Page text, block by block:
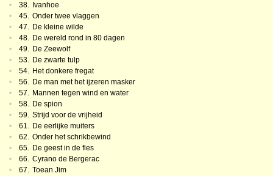
•
38. Ivanhoe
•
45. Onder twee vlaggen
•
47. De kleine wilde
•
48. De wereld rond in 80 dagen
•
49. De Zeewolf
•
53. De zwarte tulp
•
54. Het donkere fregat
•
56. De man met het ijzeren masker
•
57. Mannen tegen wind en water
•
58. De spion
•
59. Strijd voor de vrijheid
•
61. De eerlijke muiters
•
62. Onder het schrikbewind
•
65. De geest in de fles
•
66. Cyrano de Bergerac
•
67. Toean Jim